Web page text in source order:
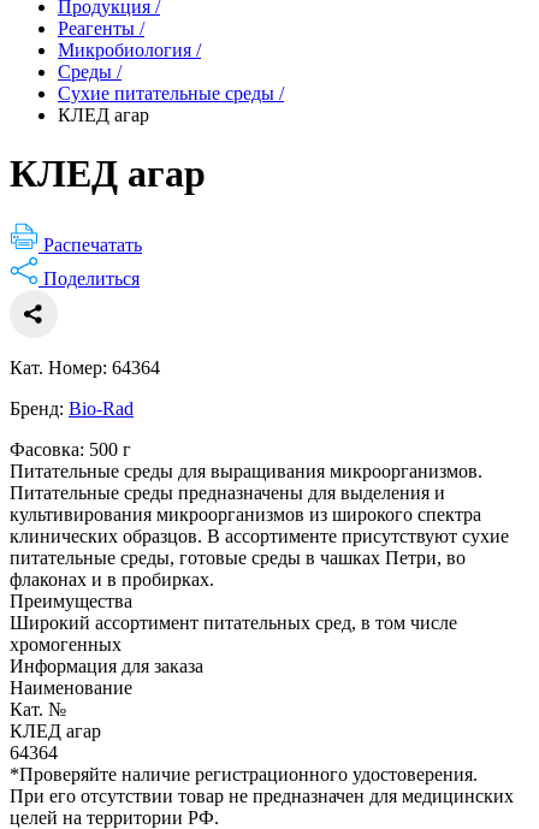
Продукция /
Реагенты /
Микробиология /
Среды /
Сухие питательные среды /
КЛЕД агар
КЛЕД агар
Распечатать
Поделиться
Кат. Номер: 64364
Бренд: Bio-Rad
Фасовка: 500 г
Питательные среды для выращивания микроорганизмов.
Питательные среды предназначены для выделения и
культивирования микроорганизмов из широкого спектра
клинических образцов. В ассортименте присутствуют сухие
питательные среды, готовые среды в чашках Петри, во
флаконах и в пробирках.
Преимущества
Широкий ассортимент питательных сред, в том числе
хромогенных
Информация для заказа
Наименование
Кат. №
КЛЕД агар
64364
*Проверяйте наличие регистрационного удостоверения.
При его отсутствии товар не предназначен для медицинских
целей на территории РФ.